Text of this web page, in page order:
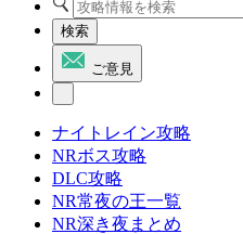
検索
ご意見
ナイトレイン攻略
NRボス攻略
DLC攻略
NR常夜の王一覧
NR深き夜まとめ